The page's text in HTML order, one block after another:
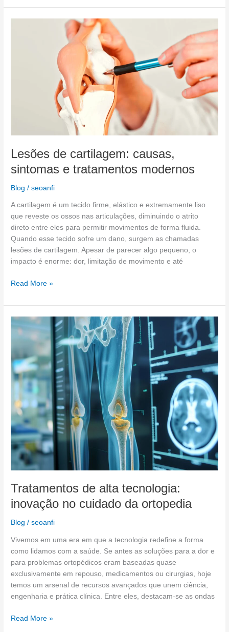
Lesões de cartilagem: causas,
sintomas e tratamentos modernos
Blog /seoanfi
A cartilagem é um tecido firme, elástico e extremamente liso
que reveste os ossos nas articulações, diminuindo o atrito
direto entre eles para permitir movimentos de forma fluida.
Quando esse tecido sofre um dano, surgem as chamadas
lesões de cartilagem. Apesar de parecer algo pequeno, o
impacto é enorme: dor, limitação de movimento e até
Read More »
Tratamentos de alta tecnologia:
inovação no cuidado da ortopedia
Blog /seoanfi
Vivemos em uma era em que a tecnologia redefine a forma
como lidamos com a saúde. Se antes as soluções para a dor e
para problemas ortopédicos eram baseadas quase
exclusivamente em repouso, medicamentos ou cirurgias, hoje
temos um arsenal de recursos avançados que unem ciência,
engenharia e prática clínica. Entre eles, destacam-se as ondas
Tratamentos
tecnologia:
inovação
no
da
ortopedia
Read More »